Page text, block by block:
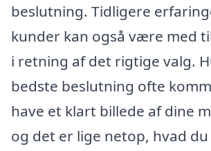
beslutning. Tidligere
kunder kan også være med
i retning af det rigtige valg.
bedste beslutning ofte
have et klart billede af dine
og det er lige netop, hvad